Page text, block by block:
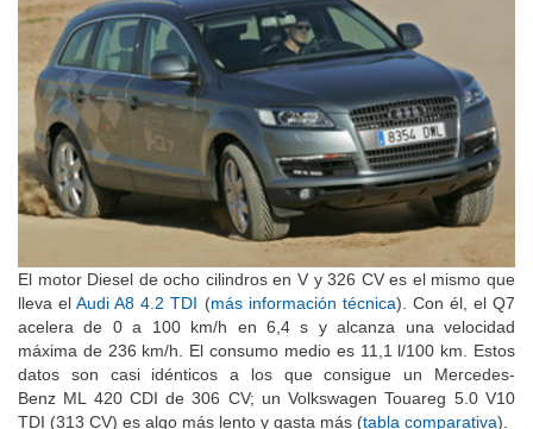
El motor Diesel de ocho cilindros en V y 326 CV es el mismo que
lleva elAudi A8 4.2 TDI (más información técnica). Con él, el Q7
acelera de 0 a 100 km/h en 6,4 s y alcanza una velocidad
máxima de 236 km/h. El consumo medio es 11,1 l/100 km. Estos
datos son casi idénticos a los que consigue un Mercedes-
Benz ML 420 CDI de 306 CV; un Volkswagen Touareg 5.0 V10
TDI (313 CV) es algo más lento y gasta más (tabla comparativa).